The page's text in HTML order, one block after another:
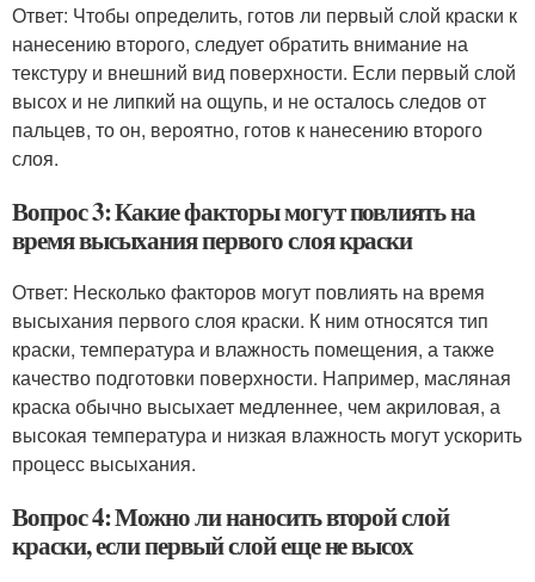
Ответ: Чтобы определить, готов ли первый слой краски к
нанесению второго, следует обратить внимание на
текстуру и внешний вид поверхности. Если первый слой
высох и не липкий на ощупь, и не осталось следов от
пальцев, то он, вероятно, готов к нанесению второго
слоя.
Вопрос 3: Какие факторы могут повлиять на
время высыхания первого слоя краски
Ответ: Несколько факторов могут повлиять на время
высыхания первого слоя краски. К ним относятся тип
краски, температура и влажность помещения, а также
качество подготовки поверхности. Например, масляная
краска обычно высыхает медленнее, чем акриловая, а
высокая температура и низкая влажность могут ускорить
процесс высыхания.
Вопрос 4: Можно ли наносить второй слой
краски, если первый слой еще не высох